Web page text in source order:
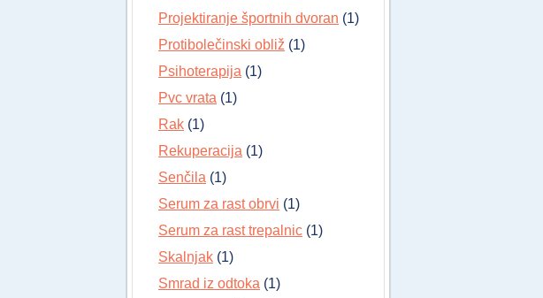
Projektiranje športnih dvoran (1)
Protibolečinski obliž (1)
Psihoterapija (1)
Pvc vrata (1)
Rak (1)
Rekuperacija (1)
Senčila (1)
Serum za rast obrvi (1)
Serum za rast trepalnic (1)
Skalnjak (1)
Smrad iz odtoka (1)